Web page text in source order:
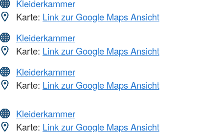
Kleiderkammer
Karte: Link zur Google Maps Ansicht
Kleiderkammer
Karte: Link zur Google Maps Ansicht
Kleiderkammer
Karte: Link zur Google Maps Ansicht
Kleiderkammer
Karte: Link zur Google Maps Ansicht